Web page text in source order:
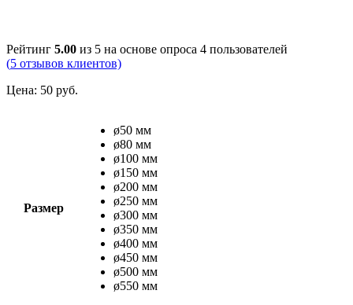
Рейтинг 5.00 из 5 на основе опроса 4 пользователей
(5 отзывов клиентов)
Цена: 50 руб.
Размер
ø50 мм
ø80 мм
ø100 мм
ø150 мм
ø200 мм
ø250 мм
ø300 мм
ø350 мм
ø400 мм
ø450 мм
ø500 мм
ø550 мм